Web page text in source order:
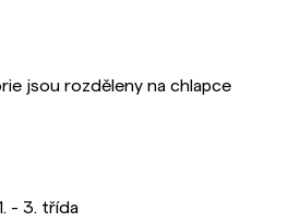
jsou rozděleny na chlapce